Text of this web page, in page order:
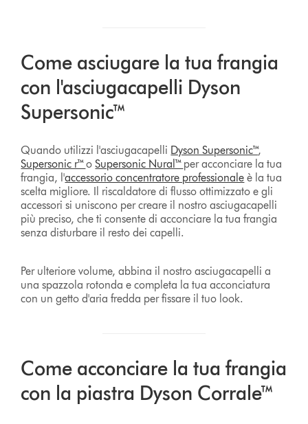
Come asciugare la tua frangia
con l'asciugacapelli Dyson
Supersonic™
Quando utilizzi l'asciugacapelli Dyson Supersonic™,
Supersonic r™oSupersonic Nural™ per acconciare la tua
frangia, l'accessorio concentratore professionale è la tua
scelta migliore. Il riscaldatore di flusso ottimizzato e gli
accessori si uniscono per creare il nostro asciugacapelli
più preciso, che ti consente di acconciare la tua frangia
senza disturbare il resto dei capelli.
Per ulteriore volume, abbina il nostro asciugacapelli a
una spazzola rotonda e completa la tua acconciatura
con un getto d'aria fredda per fissare il tuo look.
Come acconciare la tua frangia
con la piastra Dyson Corrale™